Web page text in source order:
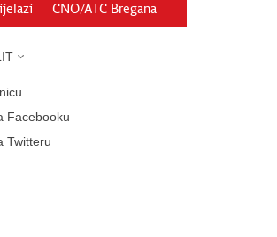
CNO/ATC Bregana
Facebooku
Twitteru